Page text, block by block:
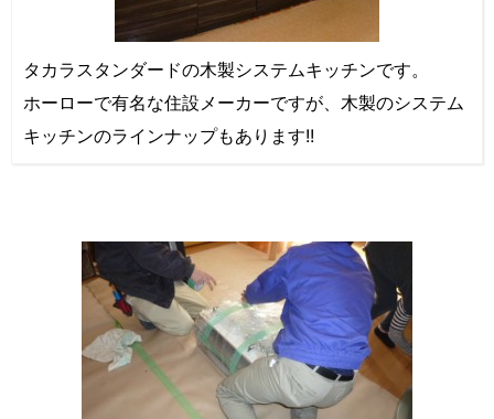
タカラスタンダードの木製システムキッチンです。
ホーローで有名な住設メーカーですが、木製のシステム
キッチンのラインナップもあります!!